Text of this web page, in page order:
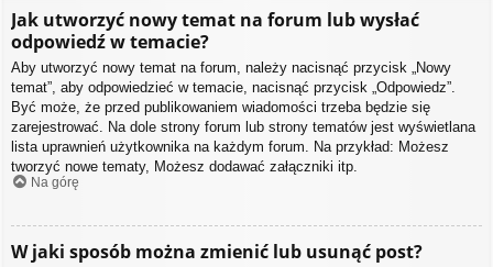
Jak utworzyć nowy temat na forum lub wysłać
odpowiedź w temacie?
Aby utworzyć nowy temat na forum, należy nacisnąć przycisk „Nowy
temat”, aby odpowiedzieć w temacie, nacisnąć przycisk „Odpowiedz”.
Być może, że przed publikowaniem wiadomości trzeba będzie się
zarejestrować. Na dole strony forum lub strony tematów jest wyświetlana
lista uprawnień użytkownika na każdym forum. Na przykład: Możesz
tworzyć nowe tematy, Możesz dodawać załączniki itp.
Na górę
W jaki sposób można zmienić lub usunąć post?